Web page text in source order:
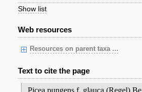
Show list
Web resources
Resources on parent taxa ...
Text to cite the page
Picea pungens f. glauca (Regel)